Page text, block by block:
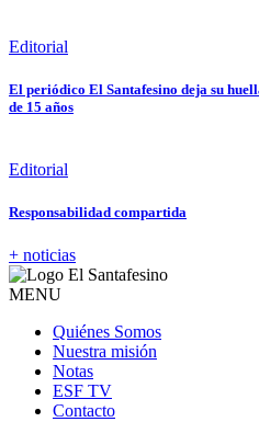
Editorial
El periódico El Santafesino deja su
de 15 años
Editorial
Responsabilidad compartida
+ noticias
MENU
Quiénes Somos
Nuestra misión
Notas
ESF TV
Contacto